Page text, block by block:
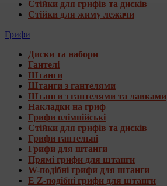
Стійки для грифів та дисків
Стійки для жиму лежачи
Грифи
Диски та набори
Гантелі
Штанги
Штанги з гантелями
Штанги з гантелями та лавками
Накладки на гриф
Грифи олімпійські
Стійки для грифів та дисків
Грифи гантельні
Грифи для штанги
Прямі грифи для штанги
W-подібні грифи для штанги
E Z-подібні грифи для штанги